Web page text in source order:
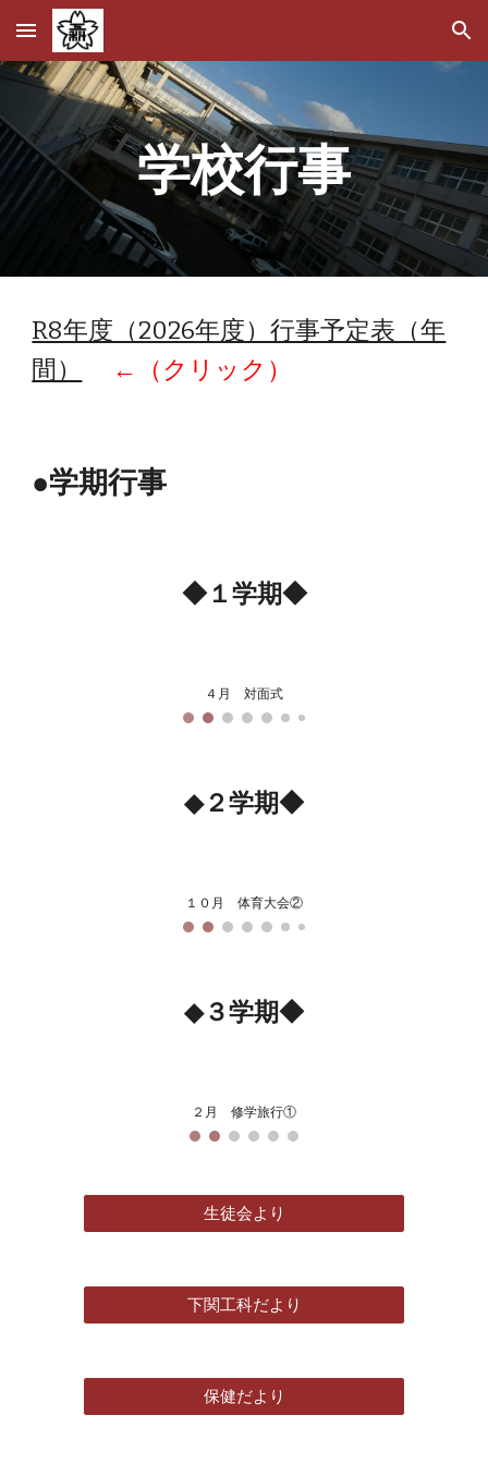
Skip to main content Skip to navigation
学校行事
R8年度（2026年度）行事予定表（年
間）
←（クリック）
●学期行事
◆１学期◆
４月 対面式
◆２学期◆
１０月 体育大会②
◆３学期◆
２月 修学旅行①
生徒会より
下関工科だより
保健だより